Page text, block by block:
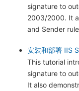
signature to
2003/2000. It
and Sender
安裝和部署 IIS
This tutorial
signature to
It also